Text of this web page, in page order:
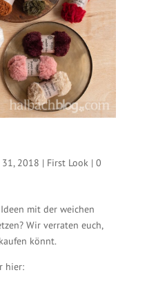
2018 | First Look| 0
mit der weichen
Wir verraten euch,
könnt.
hier: